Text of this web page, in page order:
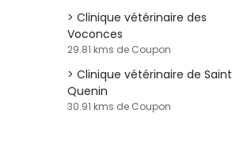
Clinique vétérinaire des
Voconces
29.81 kms de Coupon
Clinique vétérinaire de Saint
Quenin
30.91 kms de Coupon